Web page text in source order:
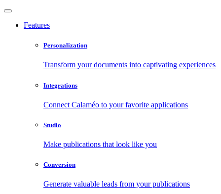
Features
Personalization
Transform your documents into captivating experiences
Integrations
Connect Calaméo to your favorite applications
Studio
Make publications that look like you
Conversion
Generate valuable leads from your publications